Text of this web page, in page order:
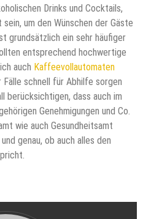
Drinks und Cocktails,
um den Wünschen der Gäste
grundsätzlich ein sehr häufiger
entsprechend hochwertige
auch Kaffeevollautomaten
Fälle schnell für Abhilfe sorgen
berücksichtigen, dass auch im
Genehmigungen und Co.
wie auch Gesundheitsamt
genau, ob auch alles den